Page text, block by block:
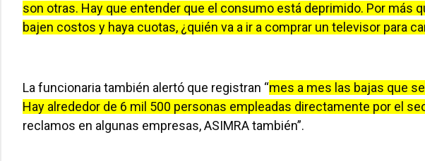
son otras. Hay que entender que el consumo está deprimido. Por más
bajen costos y haya cuotas, ¿quién va a ir a comprar un televisor para
La funcionaria también alertó que registran “mes a mes las bajas que
Hay alrededor de 6 mil 500 personas empleadas directamente por el
reclamos en algunas empresas, ASIMRA también”.